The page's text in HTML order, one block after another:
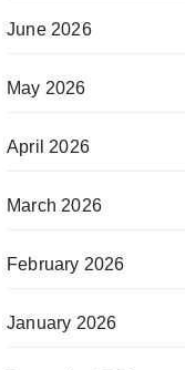
June 2026
May 2026
April 2026
March 2026
February 2026
January 2026